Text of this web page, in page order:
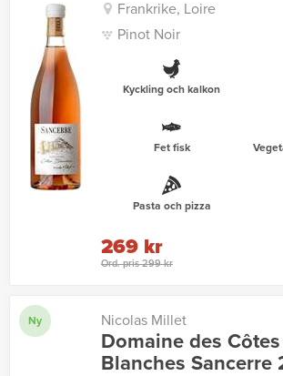
Frankrike, Loire
Pinot Noir
Kyckling och kalkon
Fet fisk
Pasta och pizza
Ord. pris 299 kr
269 kr
Ny Nicolas Millet
Domaine des Côtes
Blanches Sancerre